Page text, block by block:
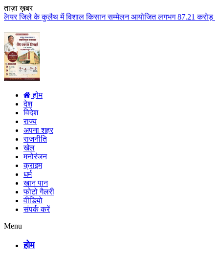
ताज़ा ख़बर
किसान सम्मेलन आयोजित लगभग 87.21 करोड़ लागत के 41 विकास
होम
देश
विदेश
राज्य
अपना शहर
राजनीति
खेल
मनोरंजन
क्राइम
धर्म
खान पान
फोटो गैलरी
वीडियो
संपर्क करें
Menu
होम